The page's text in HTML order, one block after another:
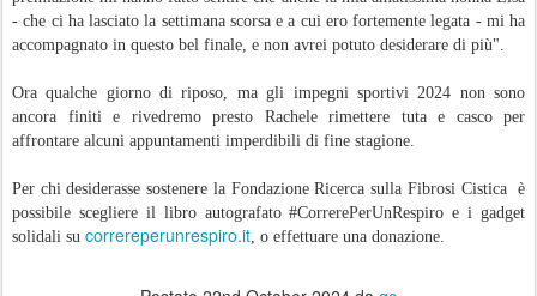
- che ci ha lasciato la settimana scorsa e a cui ero fortemente legata - mi ha
accompagnato in questo bel finale, e non avrei potuto desiderare di più".
Ora qualche giorno di riposo, ma gli impegni sportivi 2024 non sono
ancora finiti e rivedremo presto Rachele rimettere tuta e casco per
affrontare alcuni appuntamenti imperdibili di fine stagione.
Per chi desiderasse sostenere la Fondazione Ricerca sulla Fibrosi Cisticaè
possibile scegliere il libro autografato #CorrerePerUnRespiro e i gadget
solidali su correreperunrespiro.it, o effettuare una donazione.